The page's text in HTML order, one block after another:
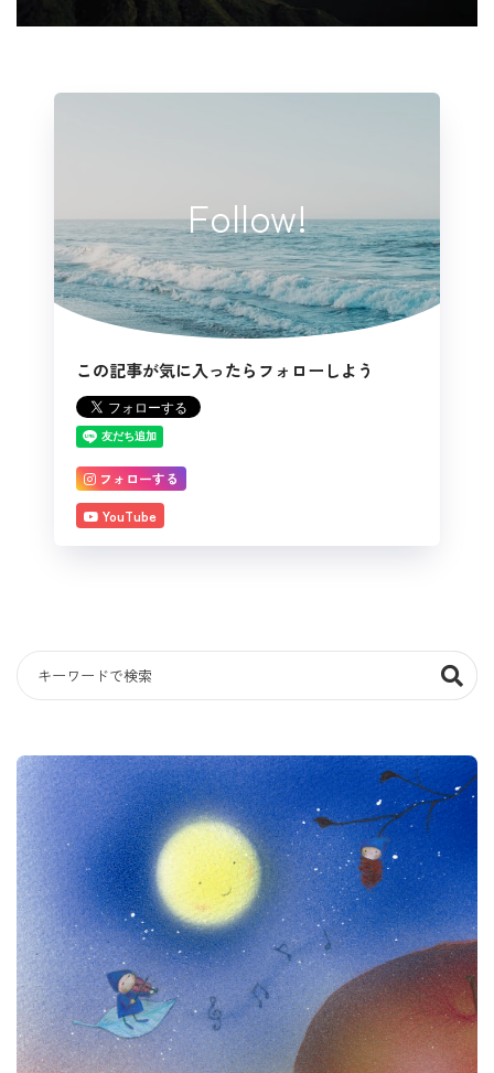
Follow!
この記事が気に入ったらフォローしよう
フォローする
YouTube